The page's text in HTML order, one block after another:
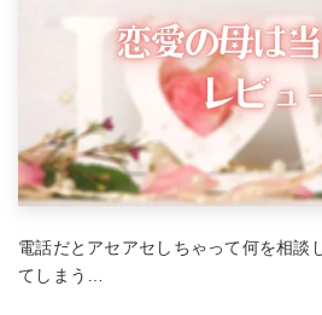
電話だとアセアセしちゃって何を相談
てしまう…